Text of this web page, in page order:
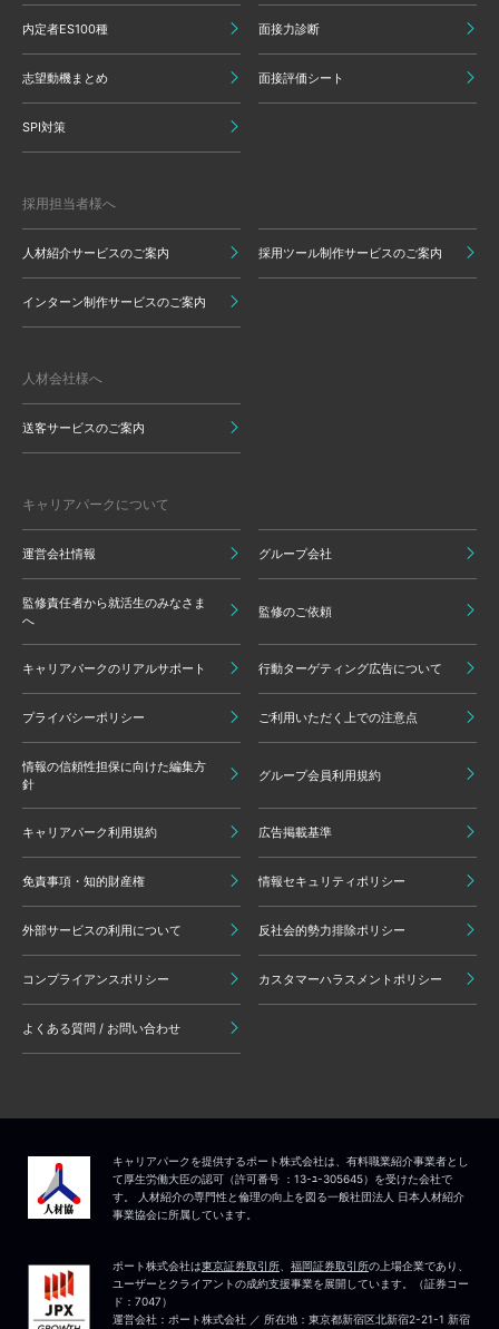
内定者ES100種 面接力診断
志望動機まとめ 面接評価シート
SPI対策
採用担当者様へ
人材紹介サービスのご案内 採用ツール制作サービスのご案内
インターン制作サービスのご案内
人材会社様へ
送客サービスのご案内
キャリアパークについて
運営会社情報 グループ会社
監修責任者から就活生のみなさま
へ
監修のご依頼
キャリアパークのリアルサポート 行動ターゲティング広告について
プライバシーポリシー ご利用いただく上での注意点
情報の信頼性担保に向けた編集方
針
グループ会員利用規約
キャリアパーク利用規約 広告掲載基準
免責事項・知的財産権 情報セキュリティポリシー
外部サービスの利用について 反社会的勢力排除ポリシー
コンプライアンスポリシー カスタマーハラスメントポリシー
よくある質問 / お問い合わせ